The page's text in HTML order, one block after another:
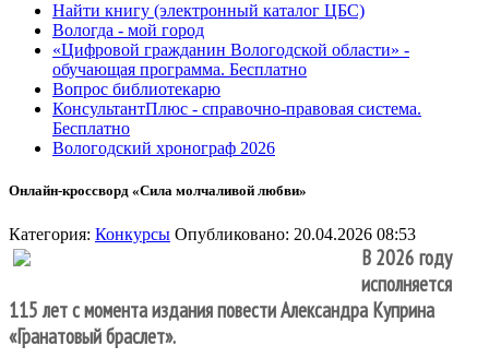
Найти книгу (электронный каталог ЦБС)
Вологда - мой город
«Цифровой гражданин Вологодской области» -
обучающая программа. Бесплатно
Вопрос библиотекарю
КонсультантПлюс - справочно-правовая система.
Бесплатно
Вологодский хронограф 2026
Онлайн-кроссворд «Сила молчаливой любви»
Категория: Конкурсы Опубликовано: 20.04.2026 08:53
В 2026 году
исполняется
115 лет с момента издания повести Александра Куприна
«Гранатовый браслет».